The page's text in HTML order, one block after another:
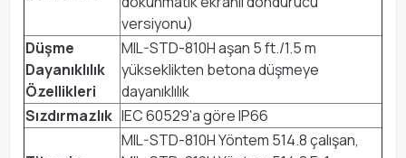
versiyonu)
Düşme
Dayanıklılık
Özellikleri
MIL-STD-810H aşan 5 ft./1.5 m
yükseklikten betona düşmeye
dayanıklılık
Sızdırmazlık IEC 60529'a göre IP66
MIL-STD-810H Yöntem 514.8 çalışan,